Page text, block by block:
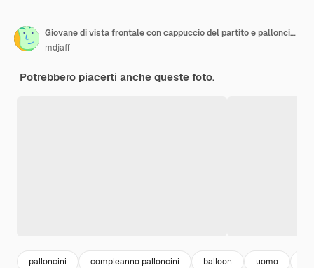
Giovane di vista frontale con cappuccio del partito e palloncini colorati che fanno chiamarmi segno di telefono su giallo
mdjaff
Potrebbero piacerti anche queste foto.
palloncini compleanno palloncini balloon uomo